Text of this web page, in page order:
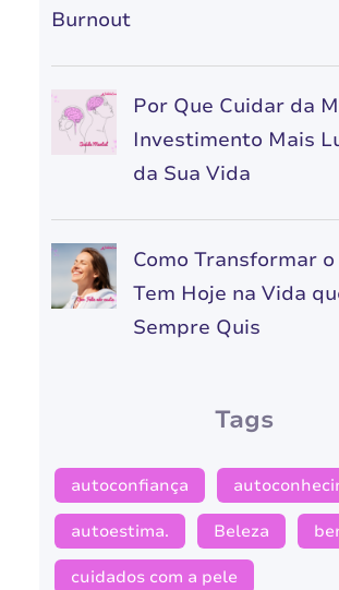
Burnout
Por Que Cuidar da
Investimento Mais
da Sua Vida
Como Transformar o
Tem Hoje na Vida
Sempre Quis
Tags
autoconfiança
autoestima. Beleza
cuidados com a pele